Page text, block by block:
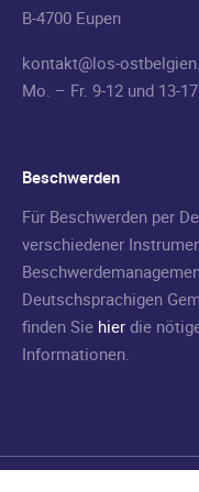
B-4700 Eupen
kontakt@los-
Mo. – Fr. 9-12 und 13-
Beschwerden
Für Beschwerden per
verschiedener
Deutschsprachigen
finden Sie hier die
Informationen.